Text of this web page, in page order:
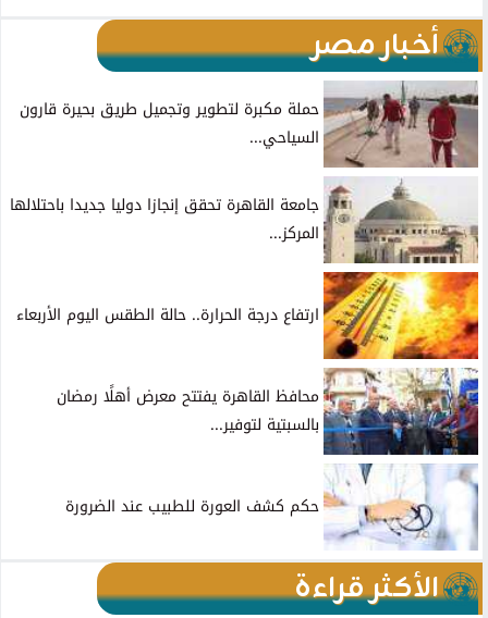
أخبار مصر
حملة مكبرة لتطوير وتجميل طريق بحيرة قارون
السياحي...
جامعة القاهرة تحقق إنجازا دوليا جديدا باحتلالها
المركز...
ارتفاع درجة الحرارة.. حالة الطقس اليوم الأربعاء
محافظ القاهرة يفتتح معرض أهلًا رمضان
بالسبتية لتوفير...
حكم كشف العورة للطبيب عند الضرورة
الأكثر قراءة